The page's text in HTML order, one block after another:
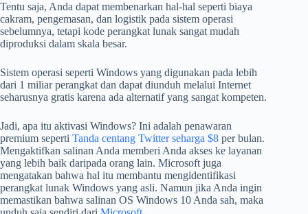
Tentu saja, Anda dapat membenarkan hal-hal seperti biaya
cakram, pengemasan, dan logistik pada sistem operasi
sebelumnya, tetapi kode perangkat lunak sangat mudah
diproduksi dalam skala besar.
Sistem operasi seperti Windows yang digunakan pada lebih
dari 1 miliar perangkat dan dapat diunduh melalui Internet
seharusnya gratis karena ada alternatif yang sangat kompeten.
Jadi, apa itu aktivasi Windows? Ini adalah penawaran
premium seperti Tanda centang Twitter seharga $8 per bulan.
Mengaktifkan salinan Anda memberi Anda akses ke layanan
yang lebih baik daripada orang lain. Microsoft juga
mengatakan bahwa hal itu membantu mengidentifikasi
perangkat lunak Windows yang asli. Namun jika Anda ingin
memastikan bahwa salinan OS Windows 10 Anda sah, maka